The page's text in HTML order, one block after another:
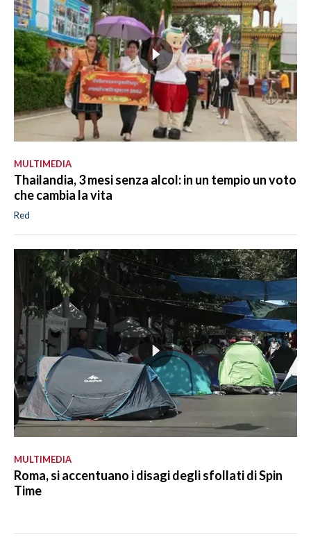
MULTIMEDIA
Thailandia, 3 mesi senza alcol: in un tempio un voto
che cambia la vita
Red
MULTIMEDIA
Roma, si accentuano i disagi degli sfollati di Spin
Time